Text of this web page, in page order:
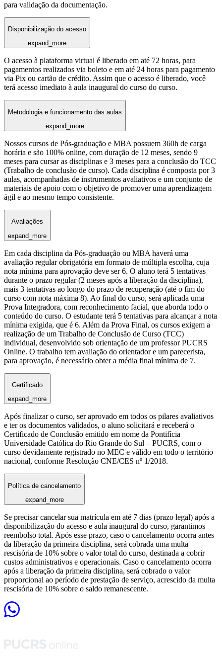
para validação da documentação.
Disponibilização do acesso
expand_more
O acesso à plataforma virtual é liberado em até 72 horas, para
pagamentos realizados via boleto e em até 24 horas para pagamento
via Pix ou cartão de crédito. Assim que o acesso é liberado, você
terá acesso imediato à aula inaugural do curso do curso.
Metodologia e funcionamento das aulas
expand_more
Nossos cursos de Pós-graduação e MBA possuem 360h de carga
horária e são 100% online, com duração de 12 meses, sendo 9
meses para cursar as disciplinas e 3 meses para a conclusão do TCC
(Trabalho de conclusão de curso). Cada disciplina é composta por 3
aulas, acompanhadas de instrumentos avaliativos e um conjunto de
materiais de apoio com o objetivo de promover uma aprendizagem
ágil e ao mesmo tempo consistente.
Avaliações
expand_more
Em cada disciplina da Pós-graduação ou MBA haverá uma
avaliação regular obrigatória em formato de múltipla escolha, cuja
nota mínima para aprovação deve ser 6. O aluno terá 5 tentativas
durante o prazo regular (2 meses após a liberação da disciplina),
mais 3 tentativas ao longo do prazo de recuperação (até o fim do
curso com nota máxima 8). Ao final do curso, será aplicada uma
Prova Integradora, com reconhecimento facial, que aborda todo o
conteúdo do curso. O estudante terá 5 tentativas para alcançar a nota
mínima exigida, que é 6. Além da Prova Final, os cursos exigem a
realização de um Trabalho de Conclusão de Curso (TCC)
individual, desenvolvido sob orientação de um professor PUCRS
Online. O trabalho tem avaliação do orientador e um parecerista,
para aprovação, é necessário obter a média final mínima de 7.
Certificado
expand_more
Após finalizar o curso, ser aprovado em todos os pilares avaliativos
e ter os documentos validados, o aluno solicitará e receberá o
Certificado de Conclusão emitido em nome da Pontifícia
Universidade Católica do Rio Grande do Sul – PUCRS, com o
curso devidamente registrado no MEC e válido em todo o território
nacional, conforme Resolução CNE/CES nº 1/2018.
Política de cancelamento
expand_more
Se precisar cancelar sua matrícula em até 7 dias (prazo legal) após a
disponibilização do acesso e aula inaugural do curso, garantimos
reembolso total. Após esse prazo, caso o cancelamento ocorra antes
da liberação da primeira disciplina, será cobrada uma multa
rescisória de 10% sobre o valor total do curso, destinada a cobrir
custos administrativos e operacionais. Caso o cancelamento ocorra
após a liberação da primeira disciplina, será cobrado o valor
proporcional ao período de prestação de serviço, acrescido da multa
rescisória de 10% sobre o saldo remanescente.